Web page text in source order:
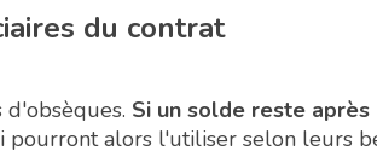
du contrat
Si un solde reste après
pourront alors l'utiliser selon leurs